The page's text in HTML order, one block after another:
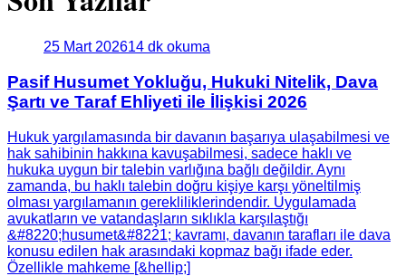
25 Mart 202614 dk okuma
Pasif Husumet Yokluğu, Hukuki Nitelik, Dava
Şartı ve Taraf Ehliyeti ile İlişkisi 2026
Hukuk yargılamasında bir davanın başarıya ulaşabilmesi ve
hak sahibinin hakkına kavuşabilmesi, sadece haklı ve
hukuka uygun bir talebin varlığına bağlı değildir. Aynı
zamanda, bu haklı talebin doğru kişiye karşı yöneltilmiş
olması yargılamanın gerekliliklerindendir. Uygulamada
avukatların ve vatandaşların sıklıkla karşılaştığı
&#8220;husumet&#8221; kavramı, davanın tarafları ile dava
konusu edilen hak arasındaki kopmaz bağı ifade eder.
Özellikle mahkeme [&hellip;]